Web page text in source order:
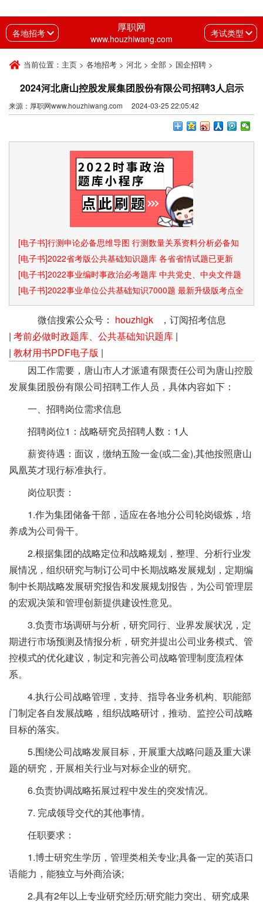
各地招考 厚职网
www.houzhiwang.com 考试类型
当前位置： 主页 > 各地招考 > 河北 > 全部 > 国企招聘 >
2024河北唐山控股发展集团股份有限公司招聘3人启示
来源：厚职网www.houzhiwang.com 2024-03-25 22:05:42
[电子书]行测申论必备思维导图 行测数量关系资料分析必备知
识点和速算技巧
[电子书]2022省考版公共基础知识题库 各省省情试题已更新
[电子书]2022事业编时事政治必考题库 中共党史、中央文件题
库已更新
[电子书]2022事业单位公共基础知识7000题 最新升级版考点全
覆盖
微信搜索公众号： houzhigk，订阅招考信息
| 考前必做时政题库、公共基础知识题库 |
| 教材用书PDF电子版 |
因工作需要，唐山市人才派遣有限责任公司为唐山控股
发展集团股份有限公司招聘工作人员，具体内容如下：
一、招聘岗位需求信息
招聘岗位1：战略研究员招聘人数：1人
薪资待遇：面议，缴纳五险一金(或二金),其他按照唐山
凤凰英才现行标准执行。
岗位职责：
1.作为集团储备干部，适应在各地分公司轮岗锻炼，培
养成为公司骨干。
2.根据集团的战略定位和战略规划，整理、分析行业发
展情况，组织研究与制订公司中长期战略发展规划，定期编
制中长期战略发展研究报告和发展规划报告，为公司管理层
的宏观决策和管理创新提供建设性意见。
3.负责市场调研与分析，研究同行、业界发展状况，定
期进行市场预测及情报分析，研究并提出公司业务模式、管
控模式的优化建议，制定和完善公司战略管理制度流程体
系。
4.执行公司战略管理，支持、指导各业务机构、职能部
门制定各自发展战略，组织战略研讨，推动、监控公司战略
目标的落实。
5.围绕公司战略发展目标，开展重大战略问题及重大课
题的研究，开展相关行业与对标企业的研究。
6.负责协调战略拓展过程中发生的突发情况。
7. 完成领导交代的其他事情。
任职要求：
1.博士研究生学历，管理类相关专业;具备一定的英语口
语能力，能独立与外商洽谈;
2.具有2年以上专业研究经历;研究能力突出、研究成果